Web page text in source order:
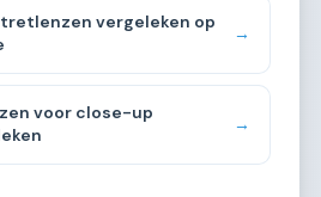
vergeleken op
→
voor close-up
→